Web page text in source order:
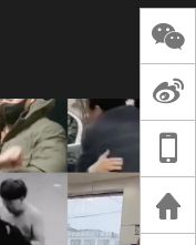
谈过去 谈谈未来
天桥艺术中心一
演出，国际项目
重庆一高校学生
死，官方通报：
刑案，网传遗体